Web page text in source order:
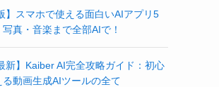
】スマホで使える面白いAIアプリ5
真・音楽まで全部AIで！
新】Kaiber AI完全攻略ガイド：初心
動画生成AIツールの全て